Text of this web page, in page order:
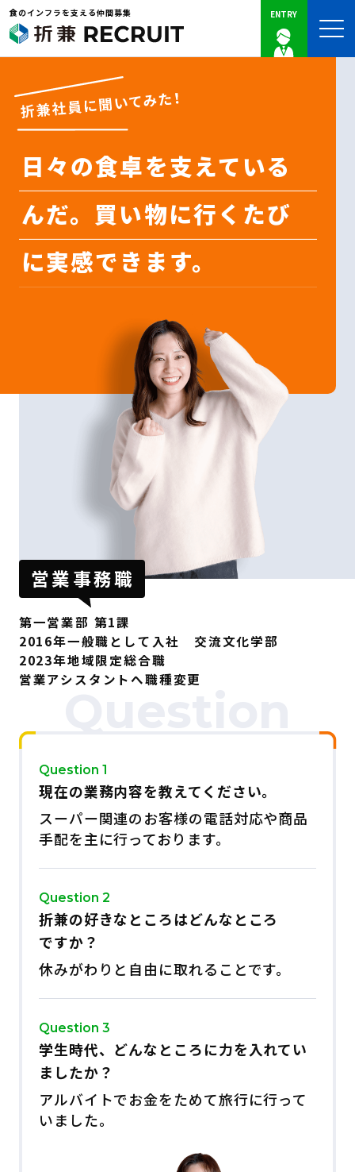
食のインフラを支える仲間募集 ENTRY
日々の食卓を支えている
んだ。買い物に行くたび
に実感できます。
営業事務職
第一営業部 第1課
2016年一般職として入社 交流文化学部
2023年地域限定総合職
営業アシスタントへ職種変更
Question 1
現在の業務内容を教えてください。
スーパー関連のお客様の電話対応や商品
手配を主に行っております。
Question 2
折兼の好きなところはどんなところ
ですか？
休みがわりと自由に取れることです。
Question 3
学生時代、どんなところに力を入れてい
ましたか？
アルバイトでお金をためて旅行に行って
いました。